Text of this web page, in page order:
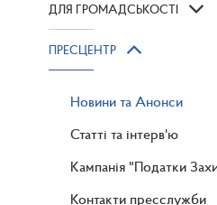
ДЛЯ ГРОМАДСЬКОСТІ
ПРЕСЦЕНТР
Новини та Анонси
Статті та інтерв'ю
Кампанія "Податки
Контакти пресслужби